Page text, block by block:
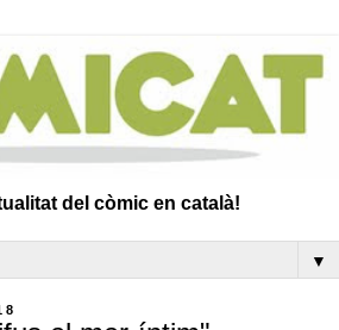
del còmic en català!
▼